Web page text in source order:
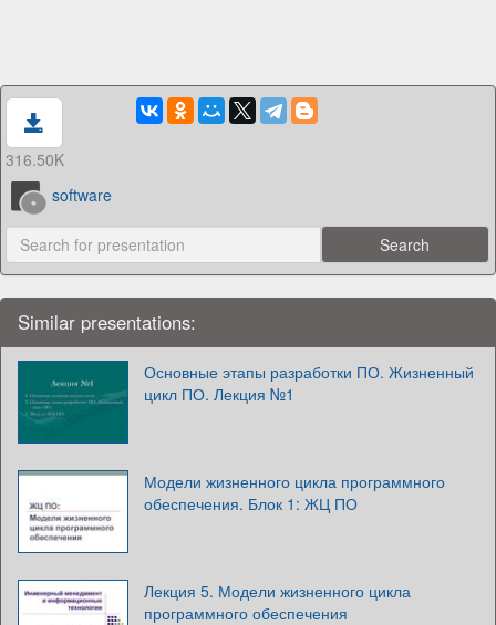
316.50K
software
Similar presentations:
Основные этапы разработки ПО. Жизненный
цикл ПО. Лекция №1
Модели жизненного цикла программного
обеспечения. Блок 1: ЖЦ ПО
Лекция 5. Модели жизненного цикла
программного обеспечения